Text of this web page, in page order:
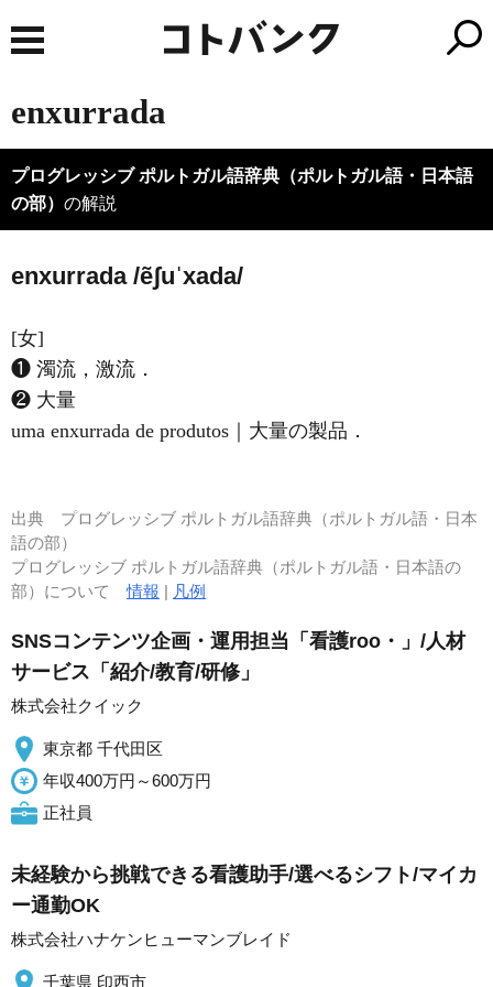
enxurrada
プログレッシブ ポルトガル語辞典（ポルトガル語・日本語
の部） の解説
enxurrada /ẽʃuˈxada/
[女]
❶ 濁流，激流．
❷ 大量
uma enxurrada de produtos｜大量の製品．
出典 プログレッシブ ポルトガル語辞典（ポルトガル語・日本
語の部）
プログレッシブ ポルトガル語辞典（ポルトガル語・日本語の
部）について情報 | 凡例
SNSコンテンツ企画・運用担当「看護roo・」/人材
サービス「紹介/教育/研修」
株式会社クイック
東京都 千代田区
年収400万円～600万円
正社員
未経験から挑戦できる看護助手/選べるシフト/マイカ
ー通勤OK
株式会社ハナケンヒューマンブレイド
千葉県 印西市